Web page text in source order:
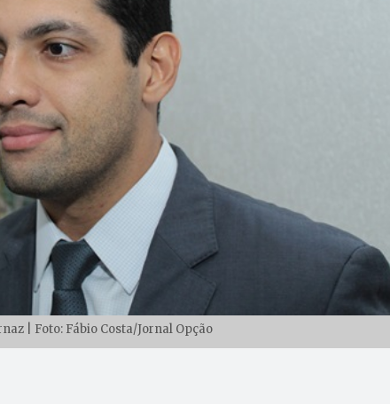
| Foto: Fábio Costa/Jornal Opção